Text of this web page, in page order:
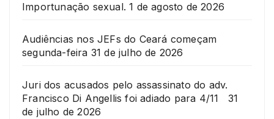
Importunação sexual. 1 de agosto de 2026
Audiências nos JEFs do Ceará começam
segunda-feira 31 de julho de 2026
Juri dos acusados pelo assassinato do adv.
Francisco Di Angellis foi adiado para 4/11
31
de julho de 2026